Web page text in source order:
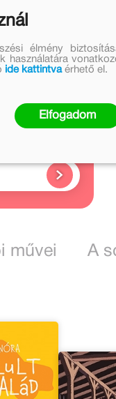
művei A
élmény
használatára
ide kattintvaérhető el.
Elfogadom